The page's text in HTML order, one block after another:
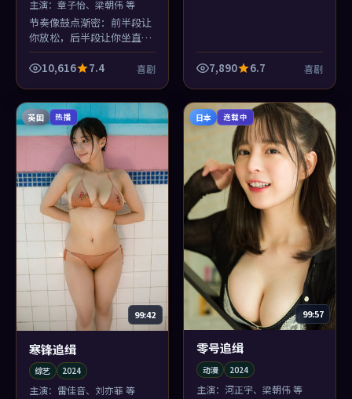
主演： 章子怡、梁朝伟 等
节奏像鼓点渐密：前半段让
你放松，后半段让你坐直。
《月面追缉》的喜剧场面服
务于人物，而不是反过来
10,616 7.4 喜剧 7,890 6.7 喜剧
英国 热播
99:42
寒锋追缉
综艺 2024
主演： 雷佳音、刘亦菲 等
日本 连载中
99:57
零号追缉
动漫 2024
主演：河正宇、梁朝伟 等